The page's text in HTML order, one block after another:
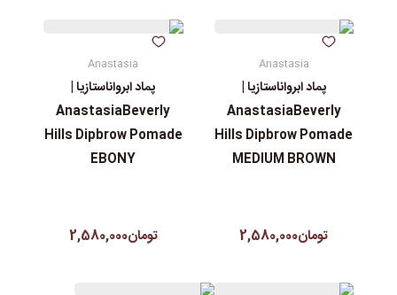
Anastasia
پماد ابرواناستازیا |
AnastasiaBeverly
Hills Dipbrow Pomade
MEDIUM BROWN
تومان2,580,000
Anastasia
پماد ابرواناستازیا |
AnastasiaBeverly
Hills Dipbrow Pomade
EBONY
تومان2,580,000